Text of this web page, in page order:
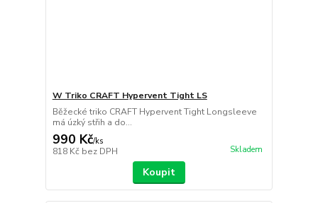
W Triko CRAFT Hypervent Tight LS
Běžecké triko CRAFT Hypervent Tight Longsleeve
má úzký střih a do...
990 Kč/ks
818 Kč bez DPH Skladem
Koupit